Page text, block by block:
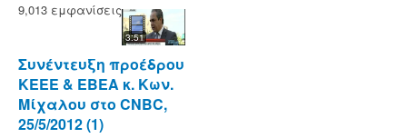
9,013 εμφανίσεις
3:51
Συνέντευξη προέδρου
KEEE & ΕΒΕΑ κ. Κων.
Μίχαλου στο CNBC,
25/5/2012 (1)